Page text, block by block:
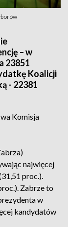
– w
23851
Koalicji
- 22381
Komisja
najwięcej
proc.).
Zabrze to
w
kandydatów